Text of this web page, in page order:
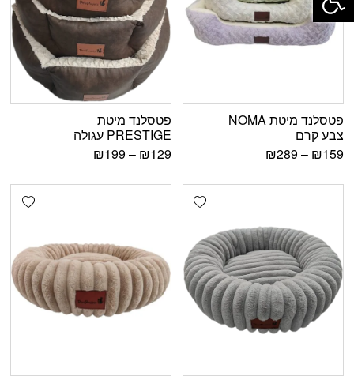
פטסלנד מיטת NOMA
צבע קרם
₪159
–
₪289
פטסלנד מיטת
PRESTIGE עגולה
₪129
–
₪199
Add wishlist